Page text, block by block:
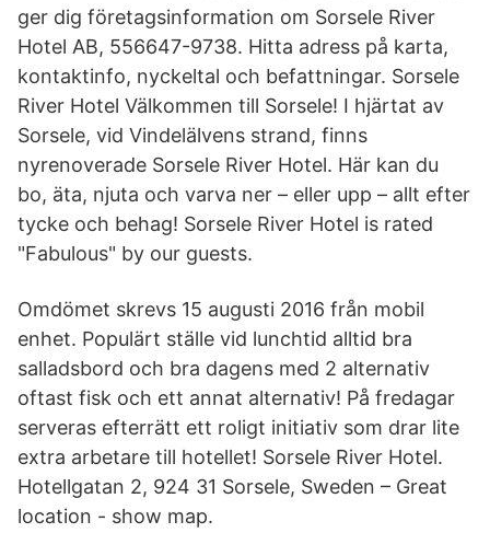
ger dig företagsinformation om Sorsele River
Hotel AB, 556647-9738. Hitta adress på karta,
kontaktinfo, nyckeltal och befattningar. Sorsele
River Hotel Välkommen till Sorsele! I hjärtat av
Sorsele, vid Vindelälvens strand, finns
nyrenoverade Sorsele River Hotel. Här kan du
bo, äta, njuta och varva ner – eller upp – allt efter
tycke och behag! Sorsele River Hotel is rated
"Fabulous" by our guests.
Omdömet skrevs 15 augusti 2016 från mobil
enhet. Populärt ställe vid lunchtid alltid bra
salladsbord och bra dagens med 2 alternativ
oftast fisk och ett annat alternativ! På fredagar
serveras efterrätt ett roligt initiativ som drar lite
extra arbetare till hotellet! Sorsele River Hotel.
Hotellgatan 2, 924 31 Sorsele, Sweden – Great
location - show map.